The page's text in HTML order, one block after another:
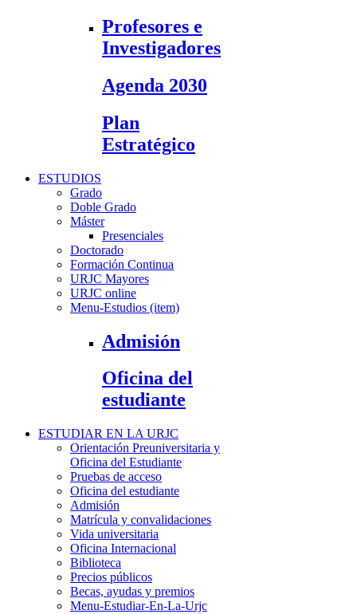
Profesores e
Investigadores
Agenda 2030
Plan
Estratégico
ESTUDIOS
Grado
Doble Grado
Máster
Presenciales
Doctorado
Formación Continua
URJC Mayores
URJC online
Menu-Estudios (item)
Admisión
Oficina del
estudiante
ESTUDIAR EN LA URJC
Orientación Preuniversitaria y
Oficina del Estudiante
Pruebas de acceso
Oficina del estudiante
Admisión
Matrícula y convalidaciones
Vida universitaria
Oficina Internacional
Biblioteca
Precios públicos
Becas, ayudas y premios
Menu-Estudiar-En-La-Urjc